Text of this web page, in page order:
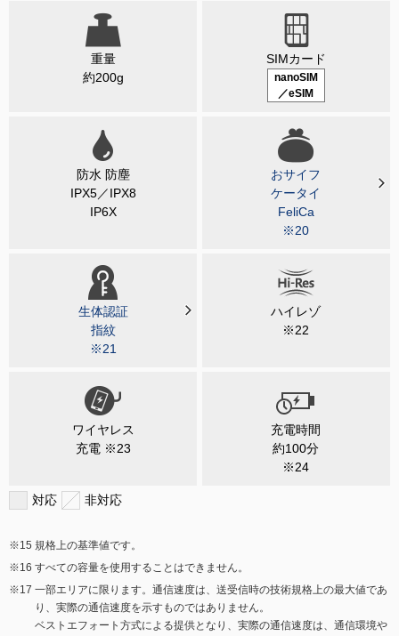
重量
約200g
SIMカード
nanoSIM
／eSIM
防水 防塵
IPX5／IPX8
IP6X
おサイフ
ケータイ
FeliCa
※20
生体認証
指紋
※21
ハイレゾ
※22
ワイヤレス
充電 ※23
充電時間
約100分
※24
対応 非対応
規格上の基準値です。
すべての容量を使用することはできません。
一部エリアに限ります。通信速度は、送受信時の技術規格上の最大値であ
り、実際の通信速度を示すものではありません。
ベストエフォート方式による提供となり、実際の通信速度は、通信環境や